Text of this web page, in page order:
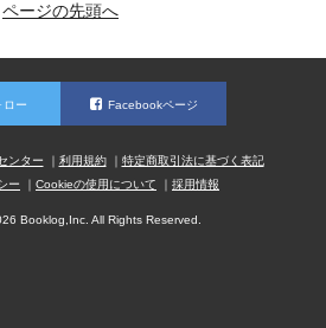
ページの先頭へ
ロー Facebookページ
ンター 利用規約
特定商取引法に基づく表記
ー
Cookieの使用について 採用情報
Booklog,Inc. All Rights Reserved.